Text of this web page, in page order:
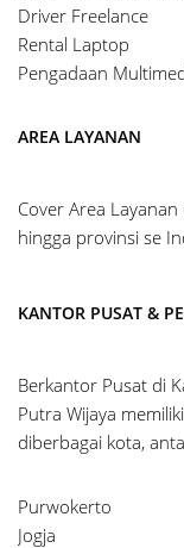
Driver Freelance
Rental Laptop
Pengadaan
AREA LAYANAN
Cover Area
hingga provinsi se
KANTOR PUSAT &
Berkantor Pusat di
Putra Wijaya
diberbagai kota,
Purwokerto
Jogja